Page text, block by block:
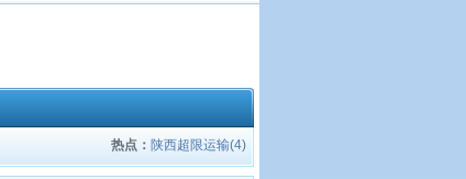
热点： 陕西超限运输(4)